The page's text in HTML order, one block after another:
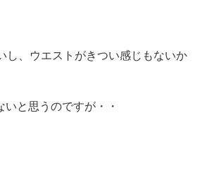
し、ウエストがきつい感じもないか
と思うのですが・・